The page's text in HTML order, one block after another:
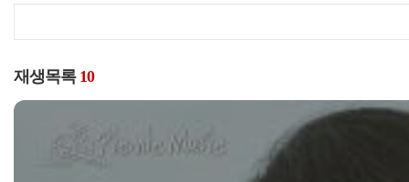
재생목록 10